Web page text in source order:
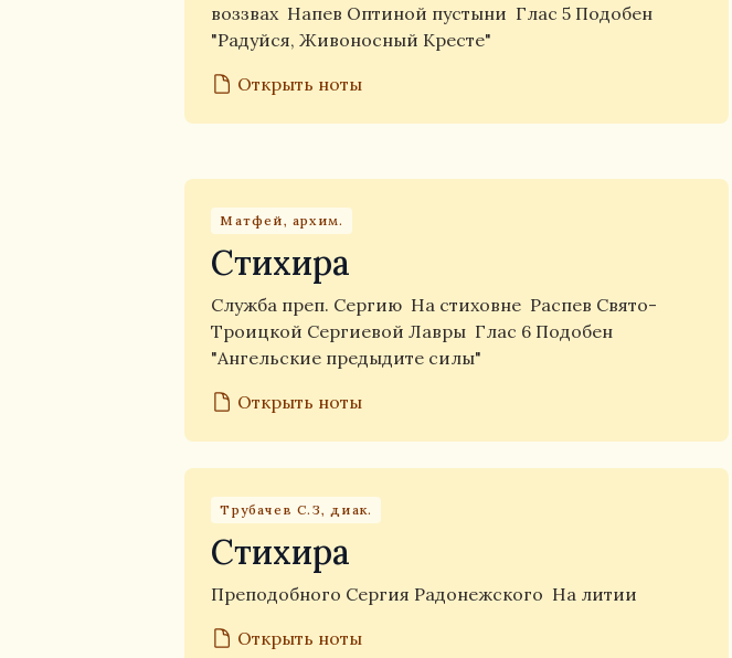
воззвах Напев Оптиной пустыни Глас 5 Подобен
"Радуйся, Живоносный Кресте"
Открыть ноты
Матфей, архим.
Стихира
Служба преп. Сергию На стиховне Распев Свято-
Троицкой Сергиевой Лавры Глас 6 Подобен
"Ангельские предыдите силы"
Открыть ноты
Трубачев С.З, диак.
Стихира
Преподобного Сергия Радонежского На литии
Открыть ноты